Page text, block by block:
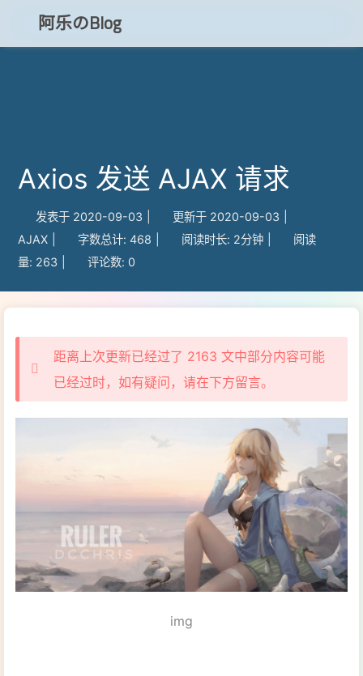
博客小程序
阿乐のBlog
Axios 发送 AJAX 请求
发表于 2020-09-03 更新于 2020-09-03
AJAX
字数总计: 468 阅读时长: 2分钟
阅读
量: 263 评论数: 0
距离上次更新已经过了 2163 文中部分内容可能
已经过时，如有疑问，请在下方留言。
img